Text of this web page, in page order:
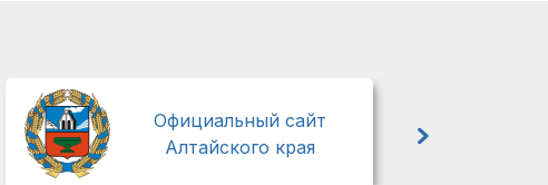
Официальный сайт
Алтайского края